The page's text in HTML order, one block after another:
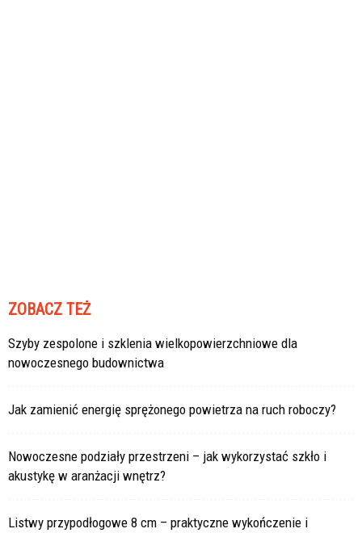
ZOBACZ TEŻ
Szyby zespolone i szklenia wielkopowierzchniowe dla
nowoczesnego budownictwa
Jak zamienić energię sprężonego powietrza na ruch roboczy?
Nowoczesne podziały przestrzeni – jak wykorzystać szkło i
akustykę w aranżacji wnętrz?
Listwy przypodłogowe 8 cm – praktyczne wykończenie i